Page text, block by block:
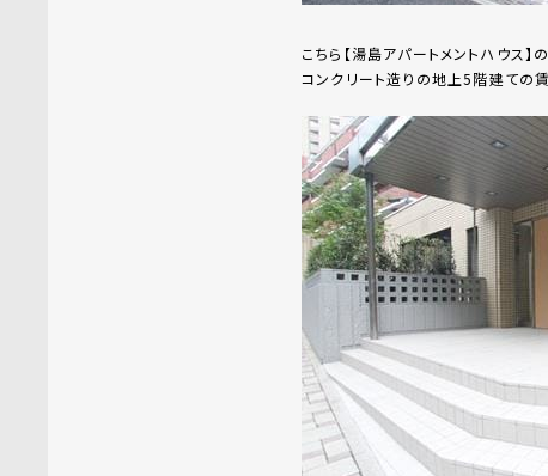
こちら【湯島アパートメントハウス
コンクリート造りの地上5階建ての